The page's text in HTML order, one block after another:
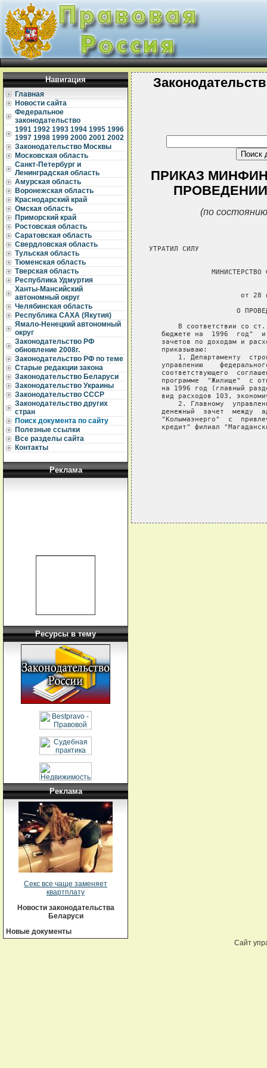
Навигация
Главная
Новости сайта
Федеральное
законодательство
1991 1992 1993 1994 1995 1996
1997 1998 1999 2000 2001 2002
Законодательство Москвы
Московская область
Санкт-Петербург и
Ленинградская область
Амурская область
Воронежская область
Краснодарский край
Омская область
Приморский край
Ростовская область
Саратовская область
Свердловская область
Тульская область
Тюменская область
Тверская область
Республика Удмуртия
Ханты-Мансийский
автономный округ
Челябинская область
Республика САХА (Якутия)
Ямало-Ненецкий автономный
округ
Законодательство РФ
обновление 2008г.
Законодательство РФ по теме
Старые редакции закона
Законодательство Беларуси
Законодательство Украины
Законодательство СССР
Законодательство других
стран
Поиск документа по сайту
Полезные ссылки
Все разделы сайта
Контакты
Реклама
Ресурсы в тему
Реклама
Секс все чаще заменяет
квартплату
Новости законодательства
Беларуси
Новые документы
ПРИКАЗ
(по
УТРАТИЛ СИЛУ
МИНИСТЕРСТВО
от 28
О
В соответствии со
бюджете на  1996  год"
зачетов по доходам и
   приказываю:
1. Департаменту
управлению
соответствующего
программе  "Жилище"  с
на 1996 год (главный
вид расходов 103,
2. Главному
денежный  зачет  между
"Колымаэнерго"  с
кредит" филиал
Сайт